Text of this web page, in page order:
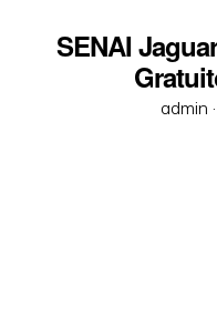
SENAI
admin ·